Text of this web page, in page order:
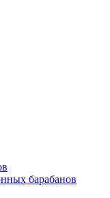
барабанов